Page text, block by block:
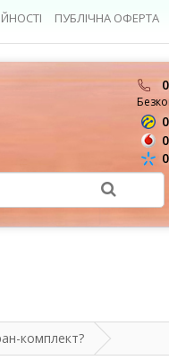
ПУБЛІЧНА ОФЕРТА
комплект?